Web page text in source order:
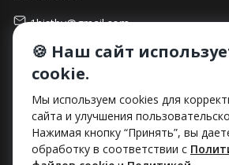
1histby@gmail.com
+375 (29) 182-90-00
г. Минск, ул. Макаенка, д. 12Е, пом.
Способы оплаты
🍪 Наш сайт
cookie.
Мы используем cookies для
сайта и улучшения
Нажимая кнопку “Принять”, вы
обработку в соответствии с